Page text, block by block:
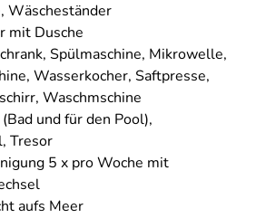
Wäscheständer
mit Dusche
Spülmaschine, Mikrowelle,
Wasserkocher, Saftpresse,
Waschmschine
und für den Pool),
Tresor
5 x pro Woche mit
aufs Meer